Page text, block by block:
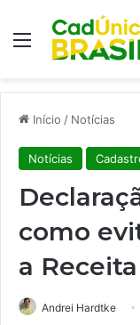
Menu
Início / Notícias
Notícias
como
a
Andrei Hardtke